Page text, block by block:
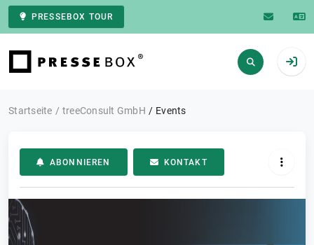
PRESSEBOX TOUR
Zur Startseite
Startseite treeConsult GmbH Events
ABONNIEREN KONTAKT